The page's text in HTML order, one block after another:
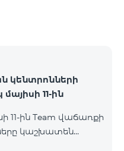
կենտրոնների
11-ին
11-ին Team վաճառքի
կաշխատեն